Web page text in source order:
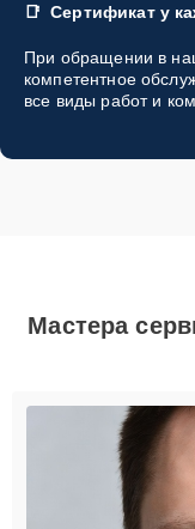
Сертификат у
При обращении в
компетентное
все виды работ и
Мастера